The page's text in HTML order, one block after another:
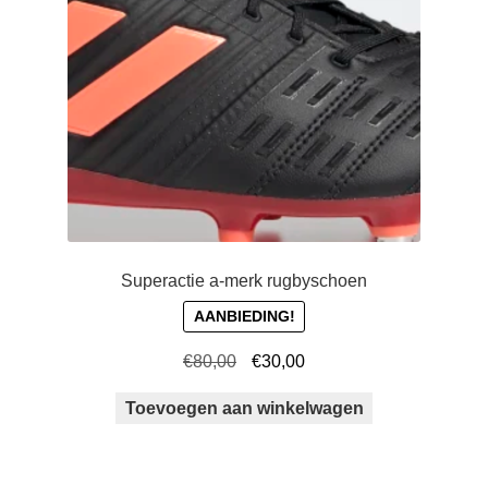
gekozen
worden
op
de
productpagina
Superactie a-merk rugbyschoen
AANBIEDING!
€80,00
Oorspronkelijke
was:
€30,00Huidige
is:
Toevoegen aan winkelwagen